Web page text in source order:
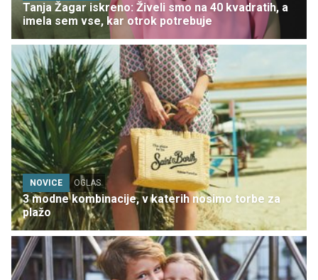
Tanja Žagar iskreno: Živeli smo na 40 kvadratih, a
imela sem vse, kar otrok potrebuje
NOVICE OGLAS
3 modne kombinacije, v katerih nosimo torbe za
plažo